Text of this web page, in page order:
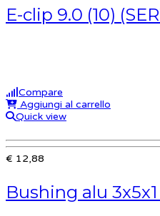
E-clip 9.0 (10)
Compare
Aggiungi al carrello
Quick view
€ 12,88
Bushing alu 3x5x1